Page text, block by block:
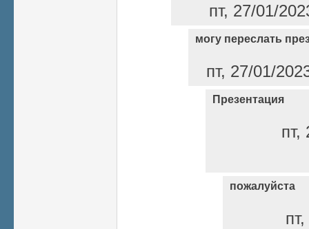
пт, 27/01/
могу переслать
пт, 27/01/
Презентация
пт,
пожалуйста